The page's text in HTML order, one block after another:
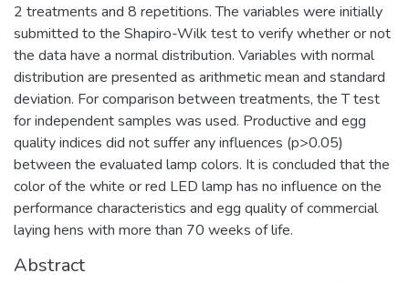
2 treatments and 8 repetitions. The variables were initially
submitted to the Shapiro-Wilk test to verify whether or not
the data have a normal distribution. Variables with normal
distribution are presented as arithmetic mean and standard
deviation. For comparison between treatments, the T test
for independent samples was used. Productive and egg
quality indices did not suffer any influences (p>0.05)
between the evaluated lamp colors. It is concluded that the
color of the white or red LED lamp has no influence on the
performance characteristics and egg quality of commercial
laying hens with more than 70 weeks of life.
Abstract